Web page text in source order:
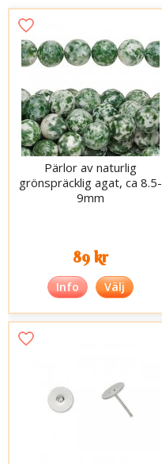
Pärlor av naturlig
grönspräcklig agat, ca 8.5-
9mm
89 kr
Info Välj